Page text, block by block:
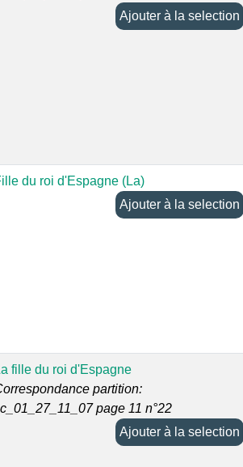
Ajouter à la selection
du roi d'Espagne (La)
Ajouter à la selection
fille du roi d'Espagne
partition:
page 11 n°22
Ajouter à la selection